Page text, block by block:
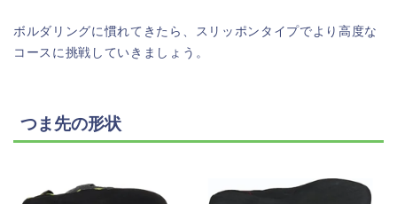
ボルダリングに慣れてきたら、スリッポンタイプでより高度な
コースに挑戦していきましょう。
つま先の形状